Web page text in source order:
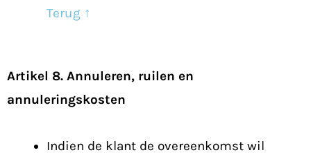
Terug ↑
Artikel 8. Annuleren, ruilen en
annuleringskosten
Indien de klant de overeenkomst wil